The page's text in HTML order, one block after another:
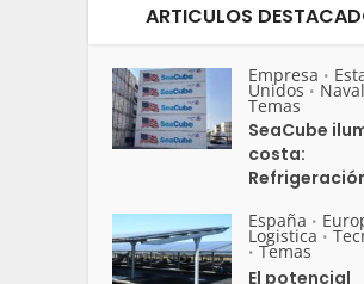
ARTICULOS
Empresa •
Unidos • Naval
Temas
SeaCube
costa:
España •
Logistica •
• Temas
El potencial